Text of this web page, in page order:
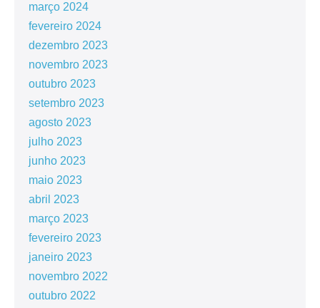
março 2024
fevereiro 2024
dezembro 2023
novembro 2023
outubro 2023
setembro 2023
agosto 2023
julho 2023
junho 2023
maio 2023
abril 2023
março 2023
fevereiro 2023
janeiro 2023
novembro 2022
outubro 2022